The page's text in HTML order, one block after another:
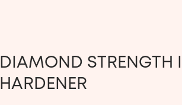
DIAMOND STRENGTH
HARDENER